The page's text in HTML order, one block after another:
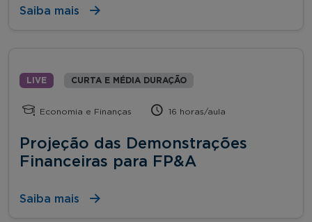
Saiba mais
LIVE CURTA E MÉDIA DURAÇÃO
Economia e Finanças 16 horas/aula
Projeção das Demonstrações
Financeiras para FP&A
Saiba mais